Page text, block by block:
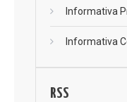
Informativa
Informativa
RSS